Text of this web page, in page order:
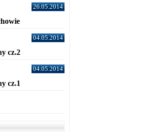
26.05.2014
04.05.2014
cz.2
04.05.2014
cz.1